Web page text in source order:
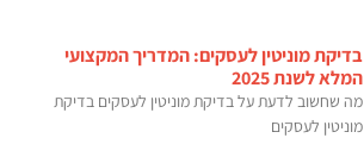
בדיקת מוניטין לעסקים: המדריך המקצועי
המלא לשנת 2025
מה שחשוב לדעת על בדיקת מוניטין לעסקים בדיקת
מוניטין לעסקים